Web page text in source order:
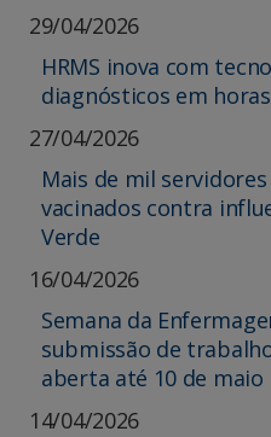
29/04/2026
HRMS inova com
diagnósticos em horas
27/04/2026
Mais de mil servidores
vacinados contra
Verde
16/04/2026
Semana da
submissão de
aberta até 10 de maio
14/04/2026